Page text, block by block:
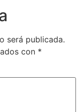
será publicada.
con *